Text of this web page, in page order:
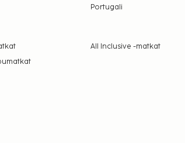
Portugali
All Inclusive -matkat